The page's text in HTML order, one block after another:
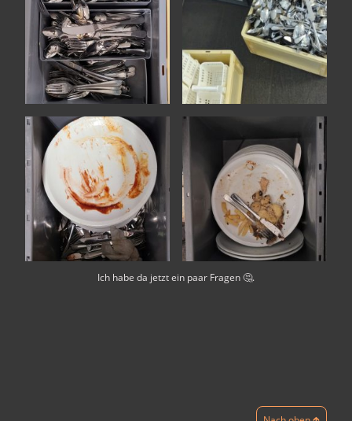
Ich habe da jetzt ein paar Fragen 🤔.